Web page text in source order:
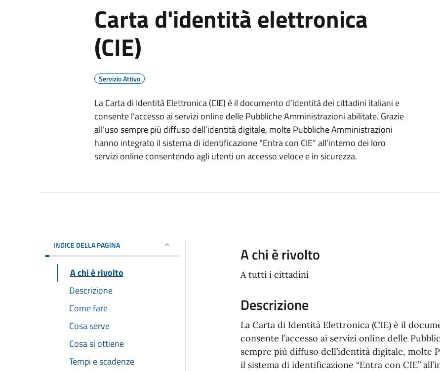
Carta d'identità elettronica
(CIE)
Servizio Attivo
La Carta di Identità Elettronica (CIE) è il documento d’identità dei cittadini italiani e
consente l’accesso ai servizi online delle Pubbliche Amministrazioni abilitate. Grazie
all’uso sempre più diffuso dell’identità digitale, molte Pubbliche Amministrazioni
hanno integrato il sistema di identificazione “Entra con CIE” all’interno dei loro
servizi online consentendo agli utenti un accesso veloce e in sicurezza.
INDICE DELLA PAGINA
A chi è rivolto
Descrizione
Come fare
Cosa serve
Cosa si ottiene
Tempi e scadenze
A chi è rivolto
A tutti i cittadini
Descrizione
La Carta di Identità Elettronica (CIE) è il
consente l’accesso ai servizi online delle
sempre più diffuso dell’identità digitale, molte
il sistema di identificazione “Entra con CIE”